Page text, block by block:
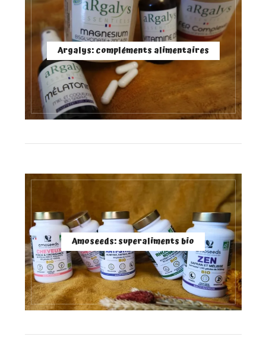
Argalys: compléments alimentaires
Amoseeds: superaliments bio